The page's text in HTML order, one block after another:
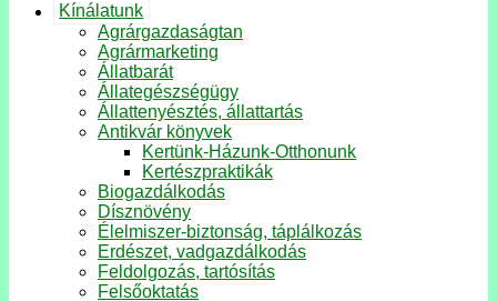
Kínálatunk
Agrárgazdaságtan
Agrármarketing
Állatbarát
Állategészségügy
Állattenyésztés, állattartás
Antikvár könyvek
Kertünk-Házunk-Otthonunk
Kertészpraktikák
Biogazdálkodás
Dísznövény
Élelmiszer-biztonság, táplálkozás
Erdészet, vadgazdálkodás
Feldolgozás, tartósítás
Felsőoktatás